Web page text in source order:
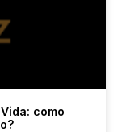
como